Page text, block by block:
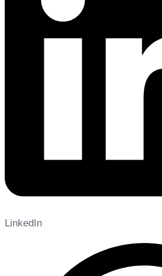
LinkedIn